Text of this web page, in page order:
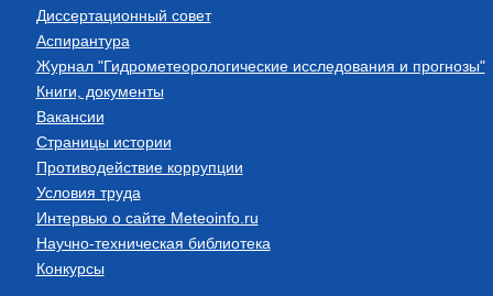
Диссертационный совет
Аспирантура
Журнал "Гидрометеорологические исследования и прогнозы"
Книги, документы
Вакансии
Страницы истории
Противодействие коррупции
Условия труда
Интервью о сайте Meteoinfo.ru
Научно-техническая библиотека
Конкурсы